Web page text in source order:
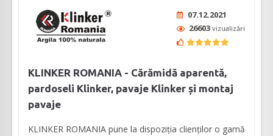
07.12.2021
26603 vizualizări
KLINKER ROMANIA - Cărămidă aparentă,
pardoseli Klinker, pavaje Klinker și montaj
pavaje
KLINKER ROMANIA pune la dispoziția clienților o gamă